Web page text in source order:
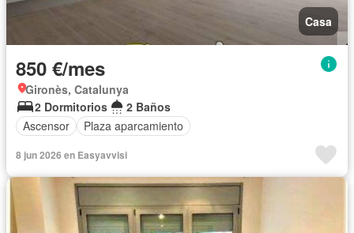
Casa
850 €/mes
Gironès, Catalunya
2 Dormitorios
2 Baños
Ascensor
Plaza aparcamiento
8 jun 2026 en Easyavvisi